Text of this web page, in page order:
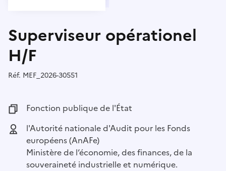
Superviseur opérationel
H/F
Réf. Référence :
MEF_2026-30551
Fonction publique :
Fonction publique de l'État
Employeur :
l'Autorité nationale d'Audit pour les Fonds
européens (AnAFe)
Ministère de l‘économie, des finances, de la
souveraineté industrielle et numérique.